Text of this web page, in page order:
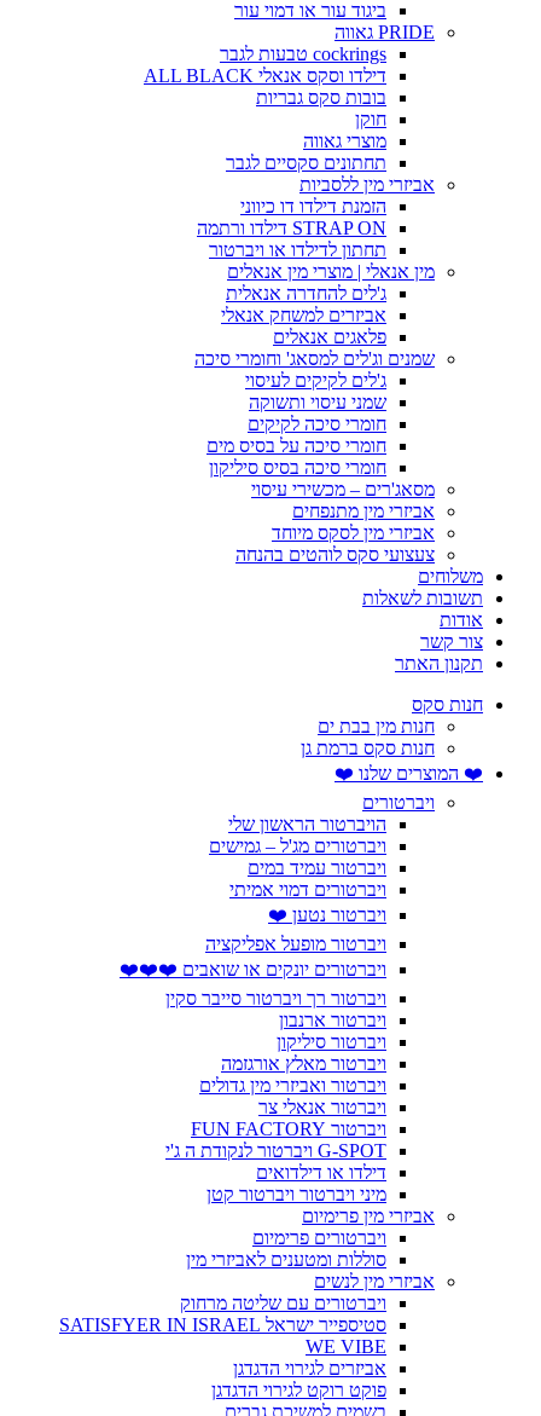
ביגוד עור או דמוי עור
PRIDE גאווה
cockrings טבעות לגבר
דילדו וסקס אנאלי ALL BLACK
בובות סקס גבריות
חוקן
מוצרי גאווה
תחתונים סקסיים לגבר
אביזרי מין ללסביות
הזמנת דילדו דו כיווני
STRAP ON דילדו ורתמה
תחתון לדילדו או ויברטור
מין אנאלי | מוצרי מין אנאלים
ג'לים להחדרה אנאלית
אביזרים למשחק אנאלי
פלאגים אנאלים
שמנים וג'לים למסאג' וחומרי סיכה
ג'לים לקיקים לעיסוי
שמני עיסוי ותשוקה
חומרי סיכה לקיקים
חומרי סיכה על בסיס מים
חומרי סיכה בסיס סיליקון
מסאג'רים – מכשירי עיסוי
אביזרי מין מתנפחים
אביזרי מין לסקס מיוחד
צעצועי סקס לוהטים בהנחה
משלוחים
תשובות לשאלות
אודות
צור קשר
תקנון האתר
חנות סקס
חנות מין בבת ים
חנות סקס ברמת גן
❤️ המוצרים שלנו ❤️
ויברטורים
הויברטור הראשון שלי
ויברטורים מג'ל – גמישים
ויברטור עמיד במים
ויברטורים דמוי אמיתי
ויברטור נטען ❤️
ויברטור מופעל אפליקציה
ויברטורים יונקים או שואבים ❤️❤️❤️
ויברטור רך ויברטור סייבר סקין
ויברטור ארנבון
ויברטור סיליקון
ויברטור מאלץ אורגזמה
ויברטור ואביזרי מין גדולים
ויברטור אנאלי צר
ויברטור FUN FACTORY
G-SPOT ויברטור לנקודת ה ג'י
דילדו או דילדואים
מיני ויברטור ויברטור קטן
אביזרי מין פרימיום
ויברטורים פרימיום
סוללות ומטענים לאביזרי מין
אביזרי מין לנשים
ויברטורים עם שליטה מרחוק
סטיספייר ישראל SATISFYER IN ISRAEL
WE VIBE
אביזרים לגירוי הדגדגן
פוקט רוקט לגירוי הדגדגן
בשמים למשיכת גברים